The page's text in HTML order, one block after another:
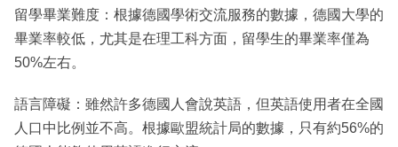
留學畢業難度：根據德國學術交流服務的數據，德國大學的
畢業率較低，尤其是在理工科方面，留學生的畢業率僅為
50%左右。
語言障礙：雖然許多德國人會說英語，但英語使用者在全國
人口中比例並不高。根據歐盟統計局的數據，只有約56%的